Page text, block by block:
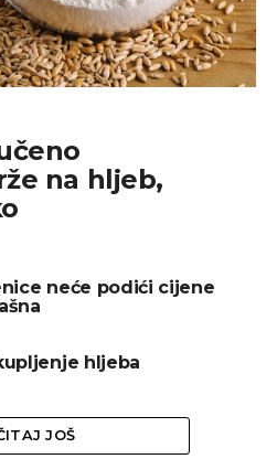
na hljeb,
neće podići cijene
hljeba
JOŠ